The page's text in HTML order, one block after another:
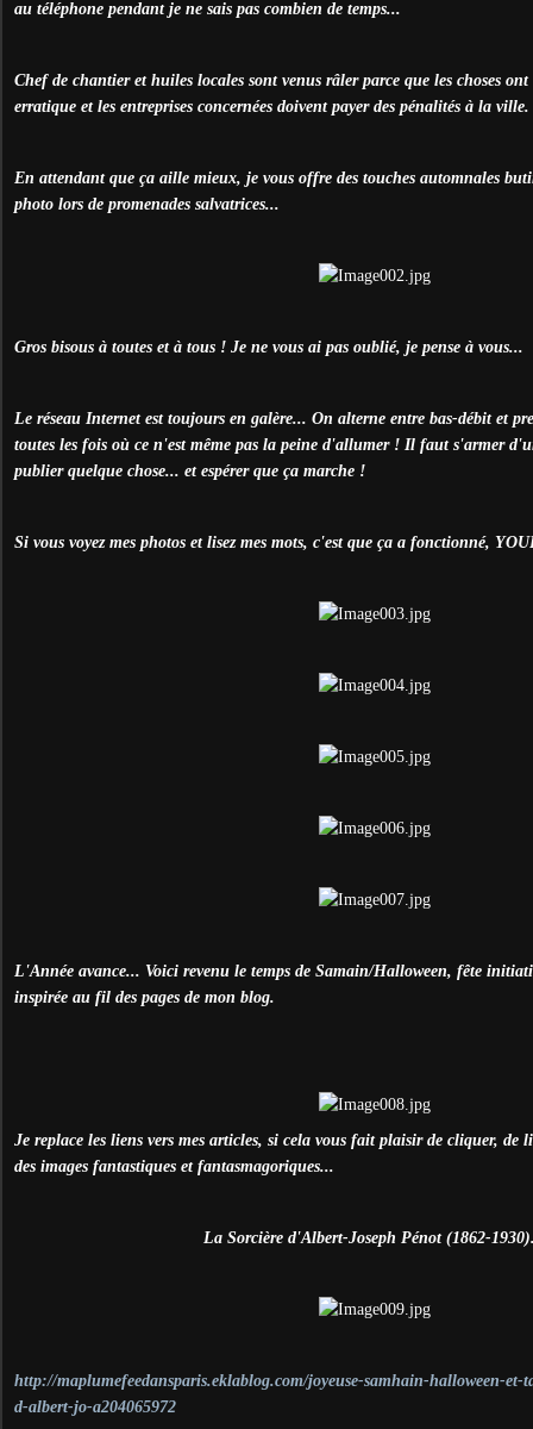
au téléphone pendant je ne sais pas combien de temps...
Chef de chantier et huiles locales sont venus râler parce que les choses
erratique et les entreprises concernées doivent payer des pénalités à la
En attendant que ça aille mieux, je vous offre des touches automnales
photo lors de promenades salvatrices...
Gros bisous à toutes et à tous ! Je ne vous ai pas oublié, je pense à vous...
Le réseau Internet est toujours en galère... On alterne entre bas-débit et
toutes les fois où ce n'est même pas la peine d'allumer ! Il faut s'armer
publier quelque chose... et espérer que ça marche !
Si vous voyez mes photos et lisez mes mots, c'est que ça a fonctionné,
L'Année avance... Voici revenu le temps de Samain/Halloween, fête
inspirée au fil des pages de mon blog.
Je replace les liens vers mes articles, si cela vous fait plaisir de cliquer, de
des images fantastiques et fantasmagoriques...
La Sorcière d'Albert-Joseph Pénot (1862-
http://maplumefeedansparis.eklablog.com/joyeuse-samhain-halloween-et-
d-albert-jo-a204065972